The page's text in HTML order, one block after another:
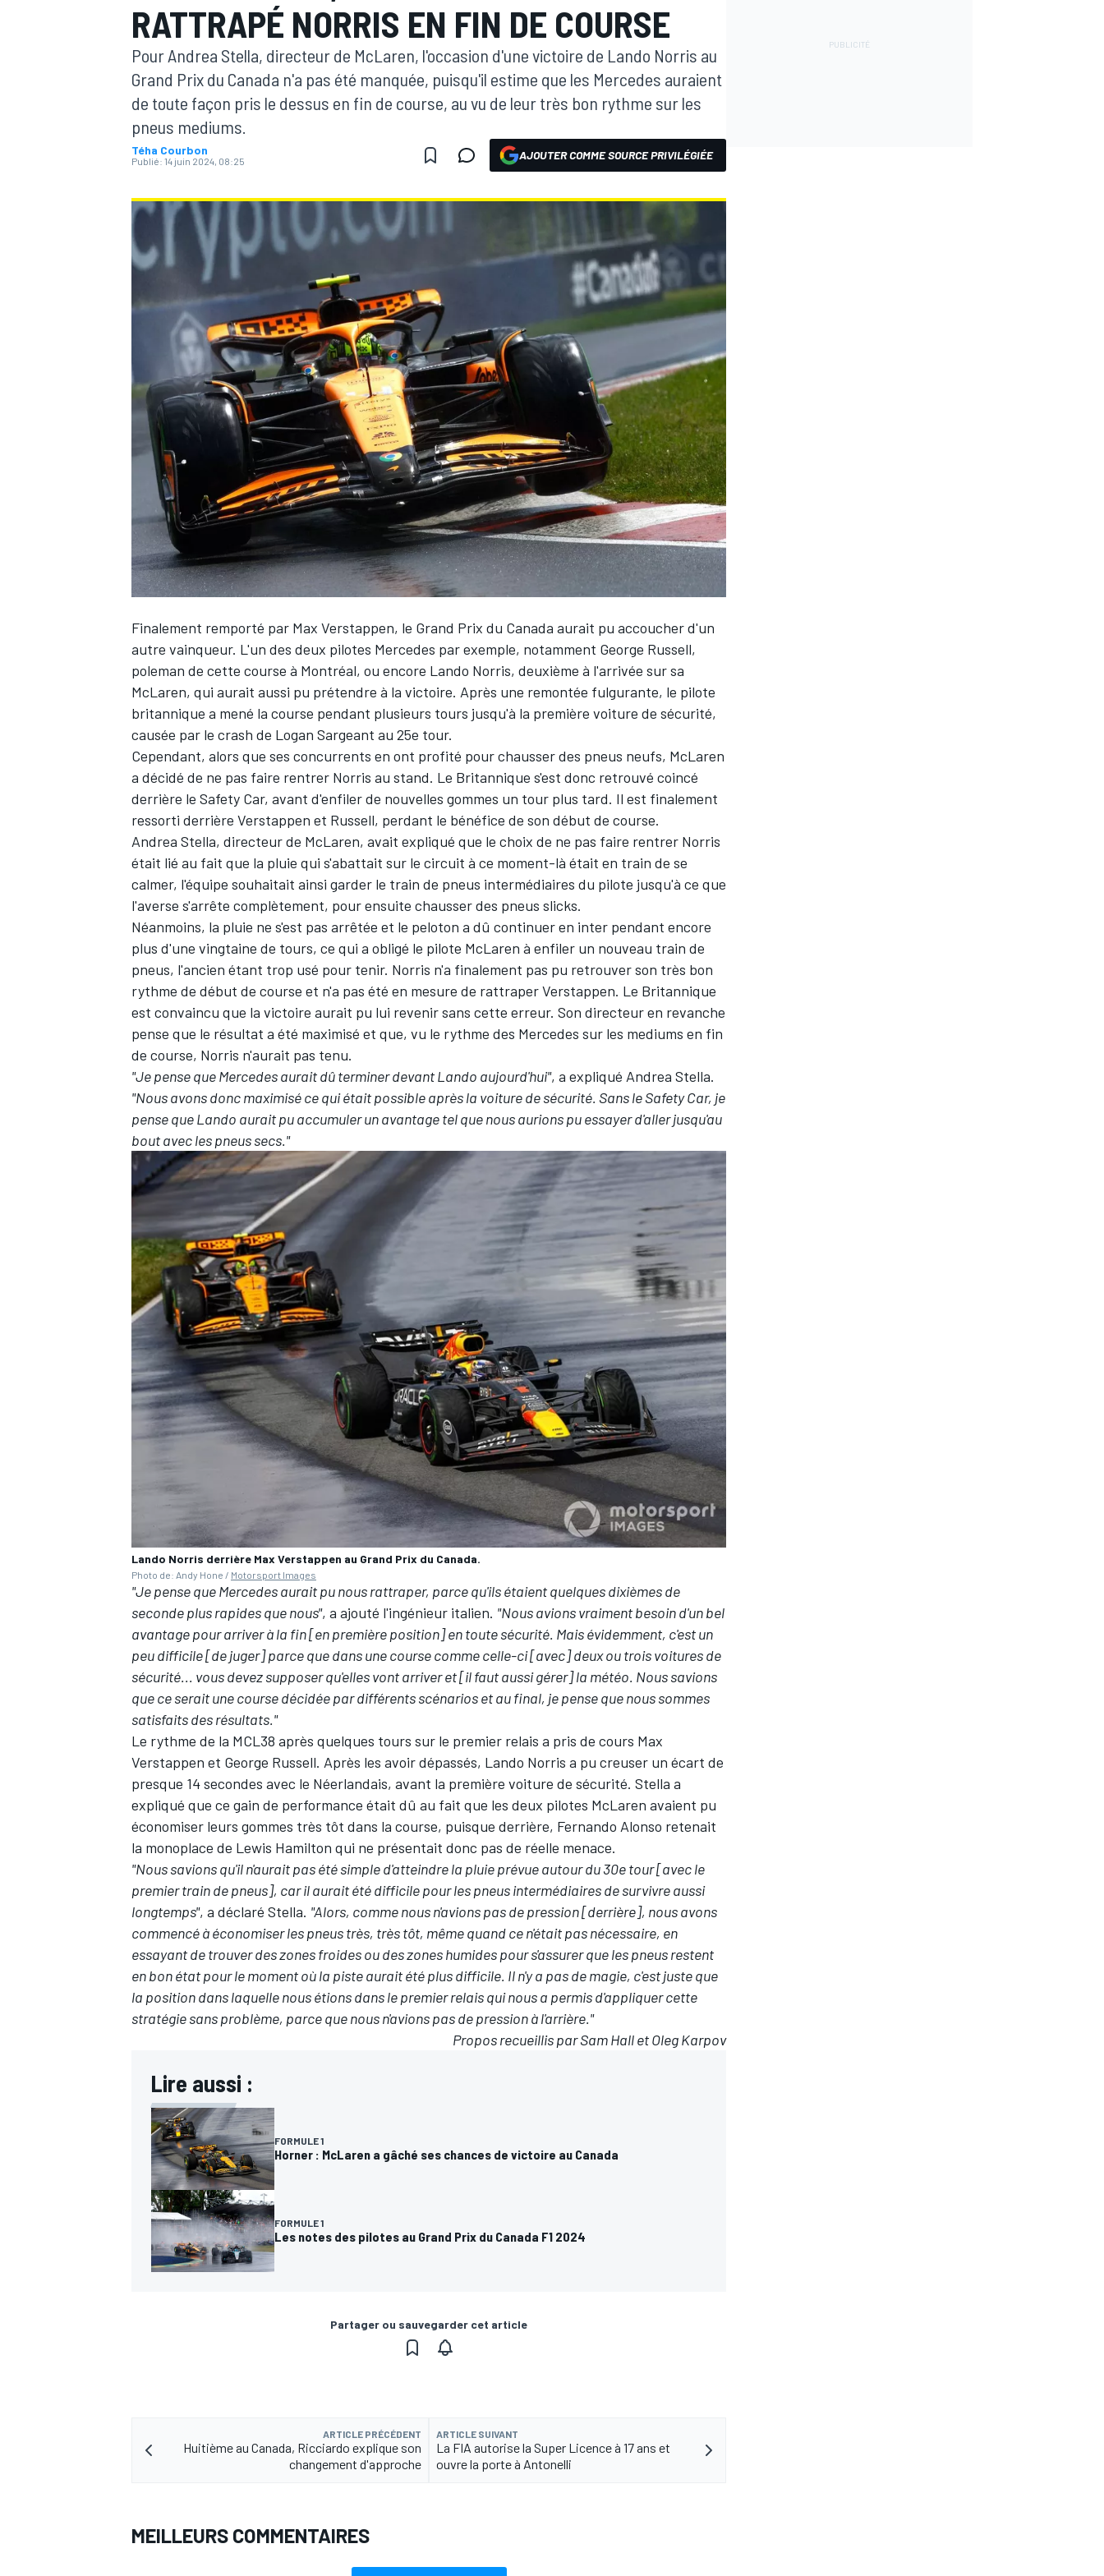
MOTOGP
WRC
WEC
AUTRES CHAMPIONNATS
RATTRAPÉ NORRIS EN FIN DE COURSE
Pour Andrea Stella, directeur de McLaren, l'occasion d'une victoire de Lando Norris au
Grand Prix du Canada n'a pas été manquée, puisqu'il estime que les Mercedes auraient
de toute façon pris le dessus en fin de course, au vu de leur très bon rythme sur les
pneus mediums.
Téha Courbon
Publié: 14 juin 2024, 08:25 AJOUTER COMME SOURCE PRIVILÉGIÉE
Finalement remporté par Max Verstappen, le Grand Prix du Canada aurait pu accoucher d'un
autre vainqueur. L'un des deux pilotes Mercedes par exemple, notamment George Russell,
poleman de cette course à Montréal, ou encore Lando Norris, deuxième à l'arrivée sur sa
McLaren, qui aurait aussi pu prétendre à la victoire. Après une remontée fulgurante, le pilote
britannique a mené la course pendant plusieurs tours jusqu'à la première voiture de sécurité,
causée par le crash de Logan Sargeant au 25e tour.
Cependant, alors que ses concurrents en ont profité pour chausser des pneus neufs, McLaren
a décidé de ne pas faire rentrer Norris au stand. Le Britannique s'est donc retrouvé coincé
derrière le Safety Car, avant d'enfiler de nouvelles gommes un tour plus tard. Il est finalement
ressorti derrière Verstappen et Russell, perdant le bénéfice de son début de course.
Andrea Stella, directeur de McLaren, avait expliqué que le choix de ne pas faire rentrer Norris
était lié au fait que la pluie qui s'abattait sur le circuit à ce moment-là était en train de se
calmer, l'équipe souhaitait ainsi garder le train de pneus intermédiaires du pilote jusqu'à ce que
l'averse s'arrête complètement, pour ensuite chausser des pneus slicks.
Néanmoins, la pluie ne s'est pas arrêtée et le peloton a dû continuer en inter pendant encore
plus d'une vingtaine de tours, ce qui a obligé le pilote McLaren à enfiler un nouveau train de
pneus, l'ancien étant trop usé pour tenir. Norris n'a finalement pas pu retrouver son très bon
rythme de début de course et n'a pas été en mesure de rattraper Verstappen. Le Britannique
est convaincu que la victoire aurait pu lui revenir sans cette erreur. Son directeur en revanche
pense que le résultat a été maximisé et que, vu le rythme des Mercedes sur les mediums en fin
de course, Norris n'aurait pas tenu.
"Je pense que Mercedes aurait dû terminer devant Lando aujourd'hui", a expliqué Andrea Stella.
"Nous avons donc maximisé ce qui était possible après la voiture de sécurité. Sans le Safety Car, je
pense que Lando aurait pu accumuler un avantage tel que nous aurions pu essayer d'aller jusqu'au
bout avec les pneus secs."
Lando Norris derrière Max Verstappen au Grand Prix du Canada.
Photo de: Andy Hone / Motorsport Images
"Je pense que Mercedes aurait pu nous rattraper, parce qu'ils étaient quelques dixièmes de
seconde plus rapides que nous", a ajouté l'ingénieur italien. "Nous avions vraiment besoin d'un bel
avantage pour arriver à la fin [en première position] en toute sécurité. Mais évidemment, c'est un
peu difficile [de juger] parce que dans une course comme celle-ci [avec] deux ou trois voitures de
sécurité... vous devez supposer qu'elles vont arriver et [il faut aussi gérer] la météo. Nous savions
que ce serait une course décidée par différents scénarios et au final, je pense que nous sommes
satisfaits des résultats."
Le rythme de la MCL38 après quelques tours sur le premier relais a pris de cours Max
Verstappen et George Russell. Après les avoir dépassés, Lando Norris a pu creuser un écart de
presque 14 secondes avec le Néerlandais, avant la première voiture de sécurité. Stella a
expliqué que ce gain de performance était dû au fait que les deux pilotes McLaren avaient pu
économiser leurs gommes très tôt dans la course, puisque derrière, Fernando Alonso retenait
la monoplace de Lewis Hamilton qui ne présentait donc pas de réelle menace.
"Nous savions qu'il n'aurait pas été simple d'atteindre la pluie prévue autour du 30e tour [avec le
premier train de pneus], car il aurait été difficile pour les pneus intermédiaires de survivre aussi
longtemps", a déclaré Stella. "Alors, comme nous n'avions pas de pression [derrière], nous avons
commencé à économiser les pneus très, très tôt, même quand ce n'était pas nécessaire, en
essayant de trouver des zones froides ou des zones humides pour s'assurer que les pneus restent
en bon état pour le moment où la piste aurait été plus difficile. Il n'y a pas de magie, c'est juste que
la position dans laquelle nous étions dans le premier relais qui nous a permis d'appliquer cette
stratégie sans problème, parce que nous n'avions pas de pression à l'arrière."
Propos recueillis par Sam Hall et Oleg Karpov
Lire aussi :
FORMULE 1
Horner : McLaren a gâché ses chances de victoire au Canada
FORMULE 1
Les notes des pilotes au Grand Prix du Canada F1 2024
Partager ou sauvegarder cet article
ARTICLE PRÉCÉDENT
Huitième au Canada, Ricciardo explique son
changement d'approche
ARTICLE SUIVANT
La FIA autorise la Super Licence à 17 ans et
ouvre la porte à Antonelli
MEILLEURS COMMENTAIRES